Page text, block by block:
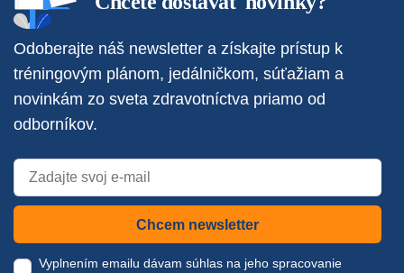
Odoberajte náš newsletter a získajte prístup k
tréningovým plánom, jedálničkom, súťažiam a
novinkám zo sveta zdravotníctva priamo od
odborníkov.
Chcem newsletter
Vyplnením emailu dávam súhlas na jeho spracovanie